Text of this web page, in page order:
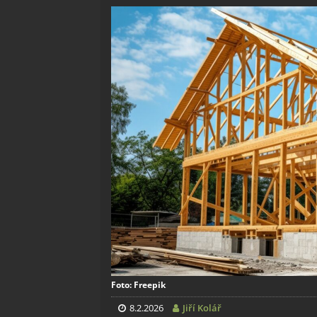
Foto: Freepik
8.2.2026 Jiří Kolář